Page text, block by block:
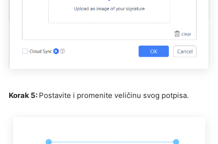
Korak 5: Postavite i promenite veličinu svog potpisa.